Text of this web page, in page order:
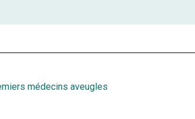
médecins aveugles